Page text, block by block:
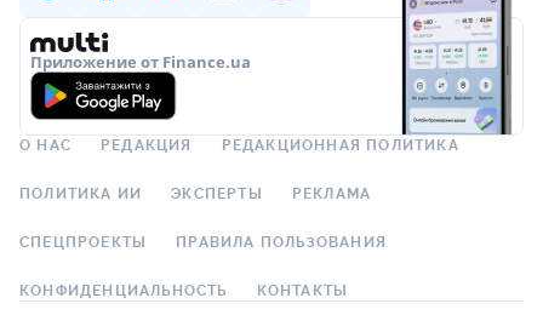
Приложение от Finance.ua
О НАС РЕДАКЦИЯ РЕДАКЦИОННАЯ ПОЛИТИКА
ПОЛИТИКА ИИ ЭКСПЕРТЫ РЕКЛАМА
СПЕЦПРОЕКТЫ ПРАВИЛА ПОЛЬЗОВАНИЯ
КОНФИДЕНЦИАЛЬНОСТЬ КОНТАКТЫ